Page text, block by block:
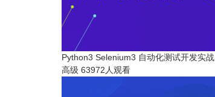
Python3 Selenium3 自动化测试开发实战
高级 63972人观看